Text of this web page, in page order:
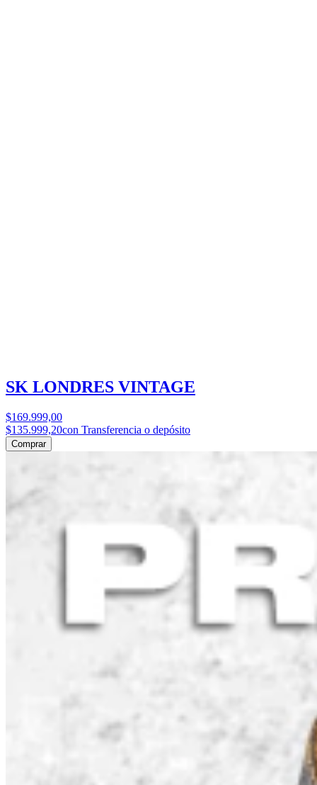
SK LONDRES VINTAGE
$169.999,00
$135.999,20con Transferencia o depósito
Comprar